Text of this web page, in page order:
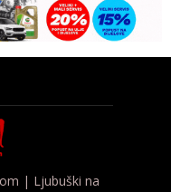
| Ljubuški na